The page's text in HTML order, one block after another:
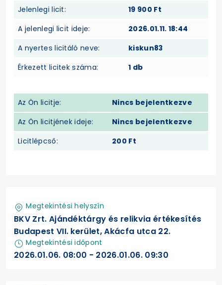
Jelenlegi licit:
19 900 Ft
A jelenlegi licit ideje:
2026.01.11. 18:44
A nyertes licitáló neve:
kiskun83
Érkezett licitek száma:
1 db
Az Ön licitje:
Nincs bejelentkezve
Az Ön licitjének ideje:
Nincs bejelentkezve
Licitlépcső:
200 Ft
Megtekintési helyszín
BKV Zrt. Ajándéktárgy és relikvia értékesítés
Budapest VII. kerület, Akácfa utca 22.
Megtekintési időpont
2026.01.06. 08:00 - 2026.01.06. 09:30